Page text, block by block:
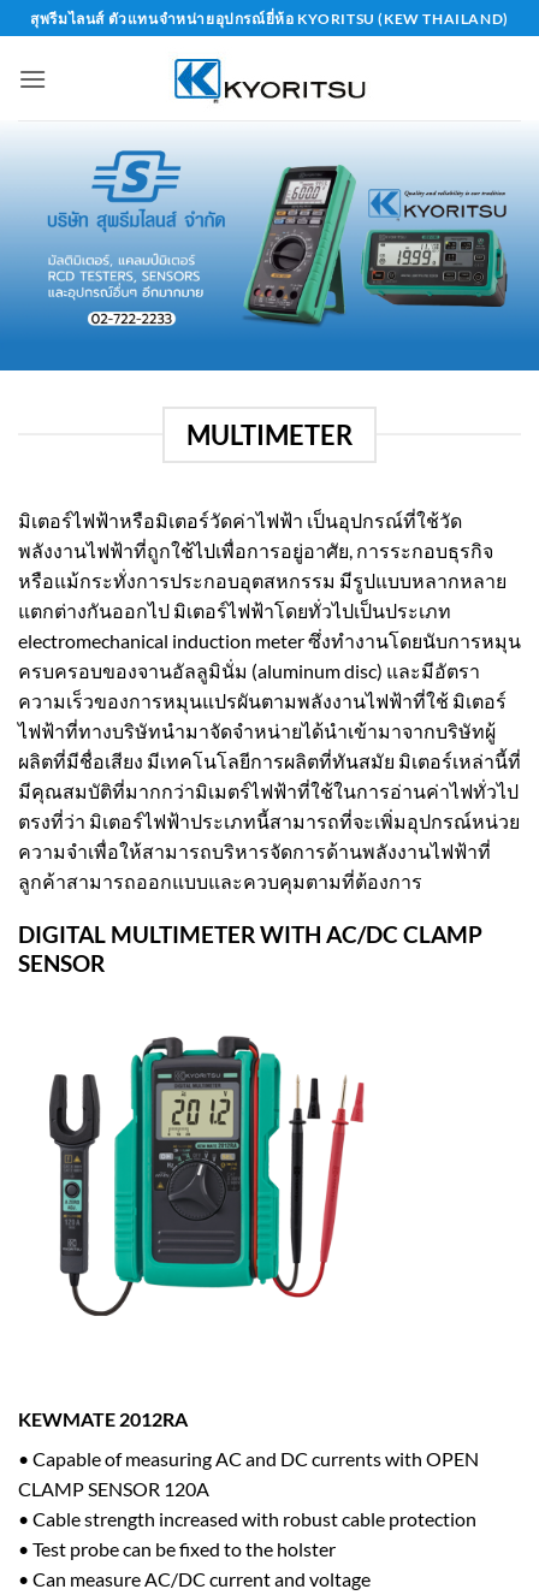
Skip
to
content
สุพรีมไลนส์ ตัวแทนจำหน่ายอุปกรณ์ยี่ห้อ KYORITSU (KEW THAILAND)
MULTIMETER
มิเตอร์ไฟฟ้าหรือมิเตอร์วัดค่าไฟฟ้า เป็นอุปกรณ์ที่ใช้วัด
พลังงานไฟฟ้าที่ถูกใช้ไปเพื่อการอยู่อาศัย, การระกอบธุรกิจ
หรือแม้กระทั่งการประกอบอุตสหกรรม มีรูปแบบหลากหลาย
แตกต่างกันออกไป มิเตอร์ไฟฟ้าโดยทั่วไปเป็นประเภท
electromechanical induction meter ซึ่งทำงานโดยนับการหมุน
ครบครอบของจานอัลลูมินั่ม (aluminum disc) และมีอัตรา
ความเร็วของการหมุนแปรผันตามพลังงานไฟฟ้าที่ใช้ มิเตอร์
ไฟฟ้าที่ทางบริษัทนำมาจัดจำหน่ายได้นำเข้ามาจากบริษัทผู้
ผลิตที่มีชื่อเสียง มีเทคโนโลยีการผลิตที่ทันสมัย มิเตอร์เหล่านี้ที่
มีคุณสมบัติที่มากกว่ามิเมตร์ไฟฟ้าที่ใช้ในการอ่านค่าไฟทั่วไป
ตรงที่ว่า มิเตอร์ไฟฟ้าประเภทนี้สามารถที่จะเพิ่มอุปกรณ์หน่วย
ความจำเพื่อให้สามารถบริหารจัดการด้านพลังงานไฟฟ้าที่
ลูกค้าสามารถออกแบบและควบคุมตามที่ต้องการ
DIGITAL MULTIMETER WITH AC/DC CLAMP
SENSOR
KEWMATE 2012RA
• Capable of measuring AC and DC currents with OPEN
CLAMP SENSOR 120A
• Cable strength increased with robust cable protection
• Test probe can be fixed to the holster
• Can measure AC/DC current and voltage